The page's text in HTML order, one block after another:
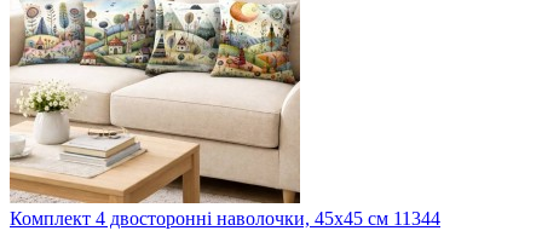
Комплект 4 двосторонні наволочки, 45х45 см 11344